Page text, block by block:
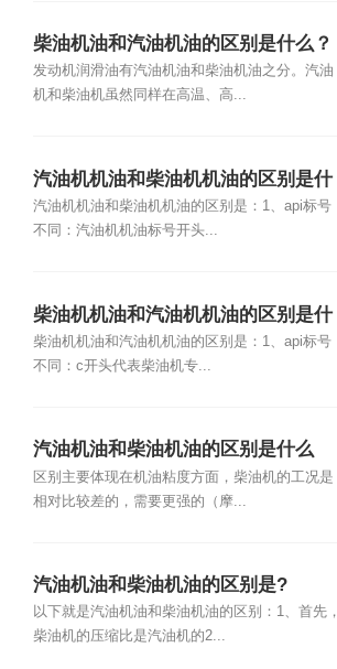
柴油机油和汽油机油的区别是什么？
发动机润滑油有汽油机油和柴油机油之分。汽油
机和柴油机虽然同样在高温、高...
汽油机机油和柴油机机油的区别是什
么？
汽油机机油和柴油机机油的区别是：1、api标号
不同：汽油机机油标号开头...
柴油机机油和汽油机机油的区别是什
么？
柴油机机油和汽油机机油的区别是：1、api标号
不同：c开头代表柴油机专...
汽油机油和柴油机油的区别是什么
区别主要体现在机油粘度方面，柴油机的工况是
相对比较差的，需要更强的（摩...
汽油机油和柴油机油的区别是?
以下就是汽油机油和柴油机油的区别：1、首先，
柴油机的压缩比是汽油机的2...